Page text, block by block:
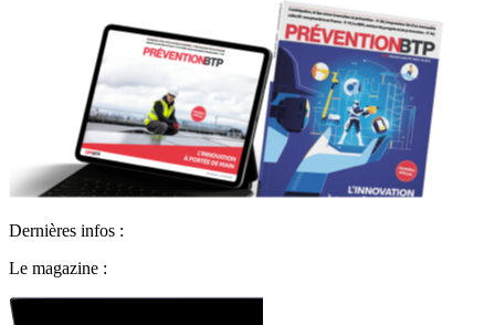
Dernières infos :
Le magazine :